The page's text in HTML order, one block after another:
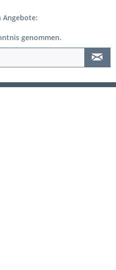
Angebote:
genommen.